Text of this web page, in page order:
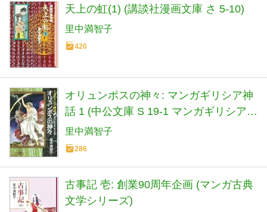
天上の虹(1) (講談社漫画文庫 さ 5-10)
里中満智子
420
オリュンポスの神々: マンガギリシア神
話 1 (中公文庫 S 19-1 マンガギリシア神
話 1)
里中満智子
286
古事記 壱: 創業90周年企画 (マンガ古典
文学シリーズ)